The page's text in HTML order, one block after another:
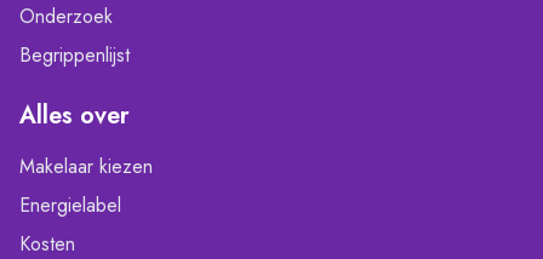
Onderzoek
Begrippenlijst
Alles over
Makelaar kiezen
Energielabel
Kosten